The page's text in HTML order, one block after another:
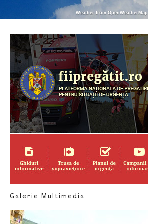
Weather from OpenWeatherMap
Galerie Multimedia